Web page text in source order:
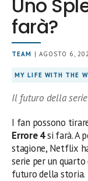
Uno
farà?
TEAM | AGOSTO 6,
MY LIFE WITH THE
Il futuro della
I fan possono
Errore 4si farà. A
stagione, Netflix
serie per un
futuro della storia.